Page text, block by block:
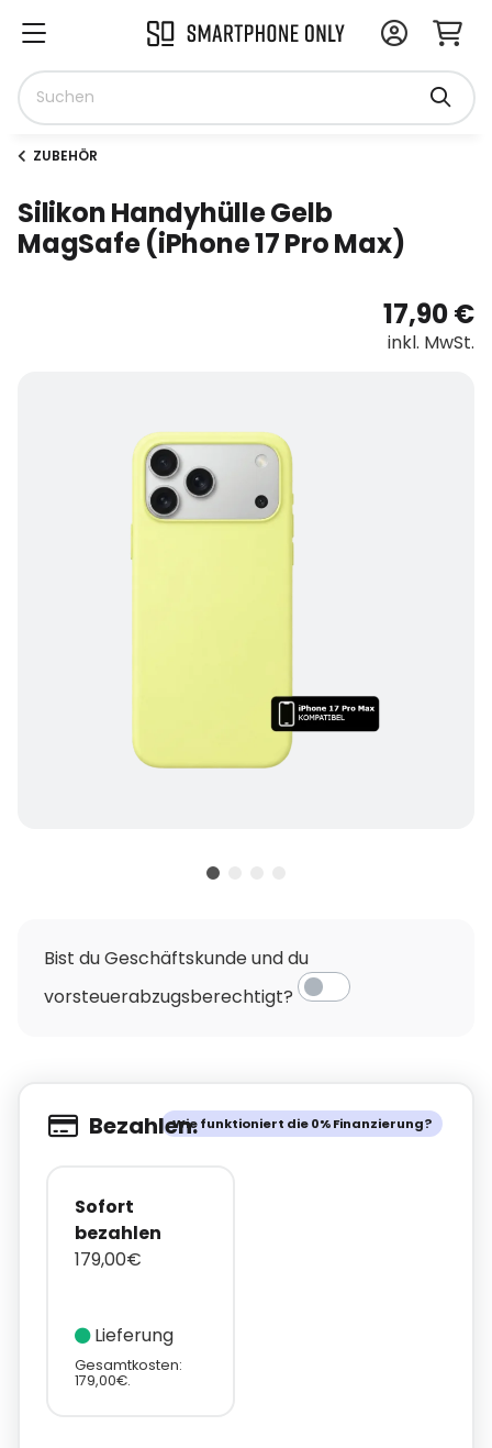
ZUBEHÖR
Silikon Handyhülle Gelb
MagSafe (iPhone 17 Pro Max)
17,90 €
inkl. MwSt.
Bist du Geschäftskunde und du
vorsteuerabzugsberechtigt?
Wie funktioniert die 0% Finanzierung?
Bezahlen.
Sofort
bezahlen
179,00€
Lieferung
Gesamtkosten:
179,00€.